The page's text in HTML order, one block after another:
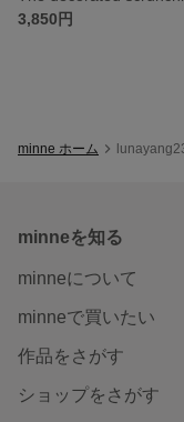
3,850円
minne ホーム
minneを知る
minneについて
minneで買いたい
作品をさがす
ショップをさがす